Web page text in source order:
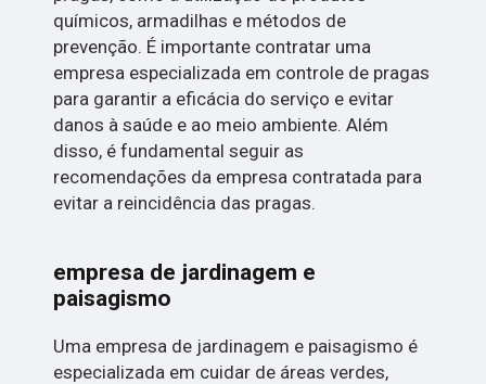
químicos, armadilhas e métodos de
prevenção. É importante contratar uma
empresa especializada em controle de pragas
para garantir a eficácia do serviço e evitar
danos à saúde e ao meio ambiente. Além
disso, é fundamental seguir as
recomendações da empresa contratada para
evitar a reincidência das pragas.
empresa de jardinagem e
paisagismo
Uma empresa de jardinagem e paisagismo é
especializada em cuidar de áreas verdes,